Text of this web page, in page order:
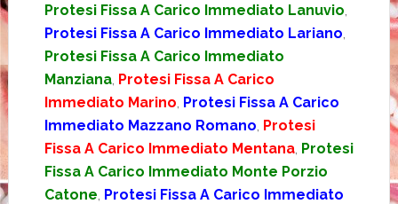
Protesi Fissa A Carico Immediato Lanuvio
Protesi Fissa A Carico Immediato Lariano
Protesi Fissa A Carico Immediato
Manziana, Protesi Fissa A Carico
Immediato Marino Protesi Fissa A Carico
Immediato Mazzano Romano Protesi
Fissa A Carico Immediato Mentana, Protesi
Fissa A Carico Immediato Monte Porzio
Catone Protesi Fissa A Carico Immediato